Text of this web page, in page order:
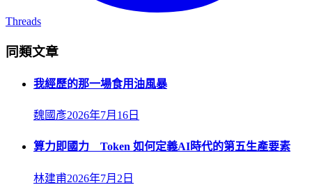
Threads
同類文章
我經歷的那一場食用油風暴
魏國彥2026年7月16日
算力即國力 Token 如何定義AI時代的第五生產要素
林建甫2026年7月2日